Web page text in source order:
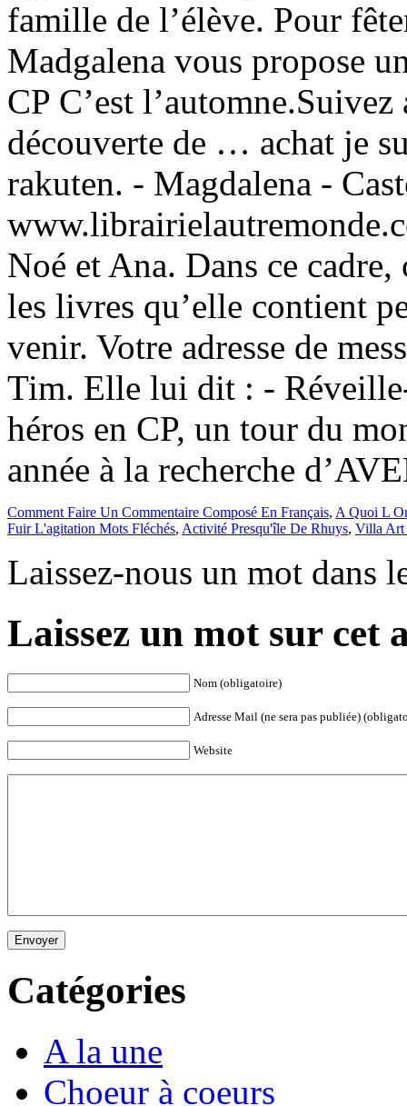
Comment Faire Un Commentaire Composé En Français, A Quoi L
Fuir L'agitation Mots Fléchés, Activité Presqu'île De Rhuys, Villa Art
Laissez-nous un mot dans
Laissez un mot sur cet
Nom (obligatoire)
Adresse Mail (ne sera pas publiée)
Website
Envoyer
Catégories
A la une
Choeur à coeurs